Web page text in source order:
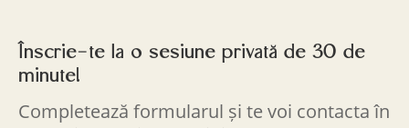
Înscrie-te la o sesiune privată de 30 de
minute!
Completează formularul și te voi contacta în